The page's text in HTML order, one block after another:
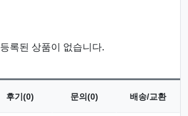
등록된 상품이 없습니다.
후기(0) 문의(0) 배송/교환